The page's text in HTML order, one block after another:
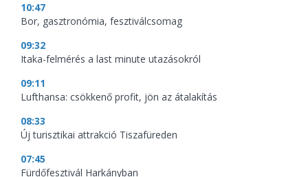
10:47
Bor, gasztronómia, fesztiválcsomag
09:32
Itaka-felmérés a last minute utazásokról
09:11
Lufthansa: csökkenő profit, jön az átalakítás
08:33
Új turisztikai attrakció Tiszafüreden
07:45
Fürdőfesztivál Harkányban